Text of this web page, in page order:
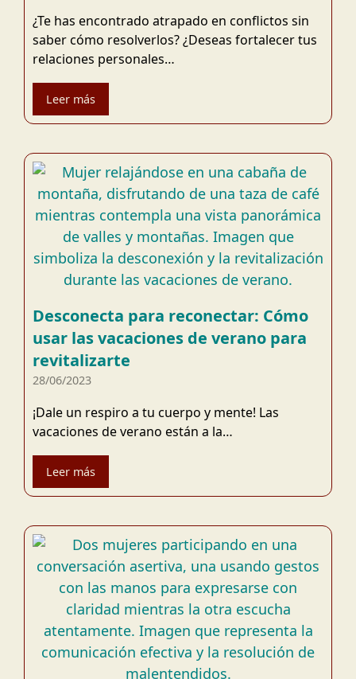
¿Te has encontrado atrapado en conflictos sin
saber cómo resolverlos? ¿Deseas fortalecer tus
relaciones personales…
Leer más
Desconecta para reconectar: Cómo
usar las vacaciones de verano para
revitalizarte
28/06/2023
¡Dale un respiro a tu cuerpo y mente! Las
vacaciones de verano están a la…
Leer más